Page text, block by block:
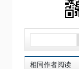
相同作者阅读